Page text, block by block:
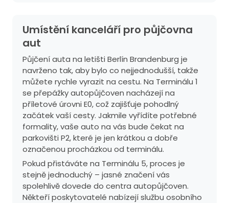
Umístění kanceláří pro půjčovna
aut
Půjčení auta na letišti Berlín Brandenburg je
navrženo tak, aby bylo co nejjednodušší, takže
můžete rychle vyrazit na cestu. Na Terminálu 1
se přepážky autopůjčoven nacházejí na
příletové úrovni E0, což zajišťuje pohodlný
začátek vaší cesty. Jakmile vyřídíte potřebné
formality, vaše auto na vás bude čekat na
parkovišti P2, které je jen krátkou a dobře
označenou procházkou od terminálu.
Pokud přistáváte na Terminálu 5, proces je
stejně jednoduchý – jasné značení vás
spolehlivě dovede do centra autopůjčoven.
Někteří poskytovatelé nabízejí službu osobního